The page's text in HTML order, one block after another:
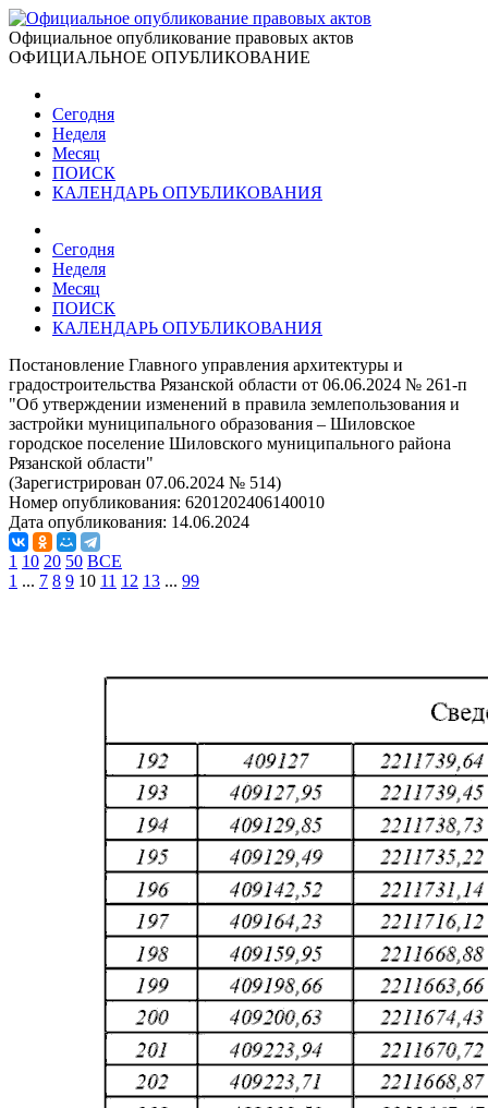
Официальное опубликование правовых актов
ОФИЦИАЛЬНОЕ ОПУБЛИКОВАНИЕ
Сегодня
Неделя
Месяц
ПОИСК
КАЛЕНДАРЬ ОПУБЛИКОВАНИЯ
Сегодня
Неделя
Месяц
ПОИСК
КАЛЕНДАРЬ ОПУБЛИКОВАНИЯ
Постановление Главного управления архитектуры и
градостроительства Рязанской области от 06.06.2024 № 261-п
"Об утверждении изменений в правила землепользования и
застройки муниципального образования – Шиловское
городское поселение Шиловского муниципального района
Рязанской области"
(Зарегистрирован 07.06.2024 № 514)
Номер опубликования: 6201202406140010
Дата опубликования: 14.06.2024
1 10 20 50 ВСЕ
1 ... 7 8 9 10 11 12 13 ... 99